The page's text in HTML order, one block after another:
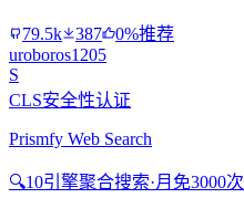
79.5k 387
0%推荐
uroboros1205
S
CLS安全性认证
Prismfy Web Search
🔍10引擎聚合搜索·月免3000次